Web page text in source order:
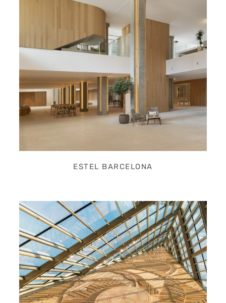
ESTEL BARCELONA